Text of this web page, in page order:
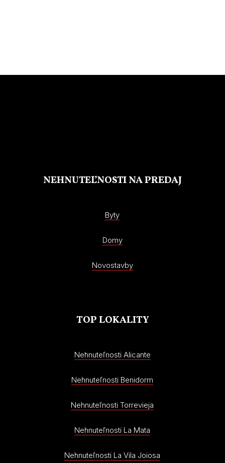
NEHNUTEĽNOSTI NA PREDAJ
Byty
Domy
Novostavby
TOP LOKALITY
Nehnuteľnosti Alicante
Nehnuteľnosti Benidorm
Nehnuteľnosti Torrevieja
Nehnuteľnosti La Mata
Nehnuteľnosti La Vila Joiosa